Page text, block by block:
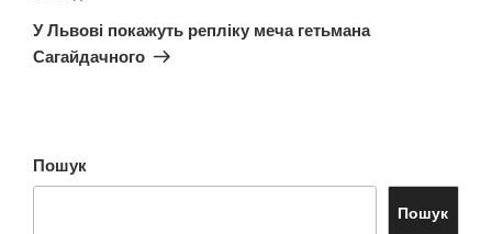
запис
У Львові покажуть репліку меча гетьмана
Сагайдачного
Пошук
Пошук